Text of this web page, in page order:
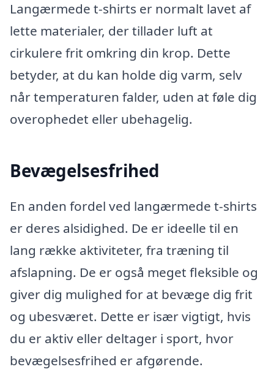
Langærmede t-shirts er normalt lavet af
lette materialer, der tillader luft at
cirkulere frit omkring din krop. Dette
betyder, at du kan holde dig varm, selv
når temperaturen falder, uden at føle dig
overophedet eller ubehagelig.
Bevægelsesfrihed
En anden fordel ved langærmede t-shirts
er deres alsidighed. De er ideelle til en
lang række aktiviteter, fra træning til
afslapning. De er også meget fleksible og
giver dig mulighed for at bevæge dig frit
og ubesværet. Dette er især vigtigt, hvis
du er aktiv eller deltager i sport, hvor
bevægelsesfrihed er afgørende.